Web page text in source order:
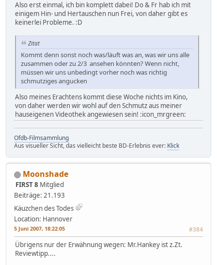
Also erst einmal, ich bin komplett dabei! Do & Fr hab ich mit
einigem Hin- und Hertauschen nun Frei, von daher gibt es
keinerlei Probleme. :D
Zitat
Kommt denn sonst noch was/läuft was an, was wir uns alle
zusammen oder zu 2/3 ansehen könnten? Wenn nicht,
müssen wir uns unbedingt vorher noch was richtig
schmutziges angucken
Also meines Erachtens kommt diese Woche nichts im Kino,
von daher werden wir wohl auf den Schmutz aus meiner
hauseigenen Videothek angewiesen sein! :icon_mrgreen:
Ofdb-Filmsammlung
Aus visueller Sicht, das vielleicht beste BD-Erlebnis ever: Klick
Moonshade
FIRST 8 Mitglied
Beiträge: 21.193
Käuzchen des Todes
Location: Hannover
5 Juni 2007, 18:22:05 #384
Übrigens nur der Erwähnung wegen: Mr.Hankey ist z.Zt.
Reviewtipp....